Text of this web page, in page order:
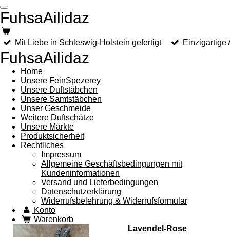
Zum
Hauptinhalt
springen
FuhsaAilidaz
Mit Liebe in Schleswig-Holstein gefertigt Einzigartige
FuhsaAilidaz
Home
Unsere FeinSpezerey
Unsere Duftstäbchen
Unsere Samtstäbchen
Unser Geschmeide
Weitere Duftschätze
Unsere Märkte
Produktsicherheit
Rechtliches
Impressum
Allgemeine Geschäftsbedingungen mit
Kundeninformationen
Versand und Lieferbedingungen
Datenschutzerklärung
Widerrufsbelehrung & Widerrufsformular
Konto
Warenkorb
Lavendel-Rose